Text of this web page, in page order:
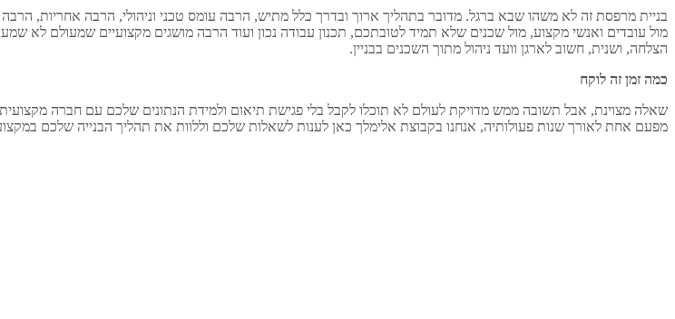
בניית מרפסת זה לא משהו שבא ברגל. מדובר בתהליך ארוך ובדרך כלל מתיש, הרבה עומס טכני וניהולי, הרבה אחריות,
מול עובדים ואנשי מקצוע, מול שכנים שלא תמיד לטובתכם, תכנון עבודה נכון ועוד הרבה מושגים מקצועיים שמעולם לא
הצלחה, ושנית, חשוב לארגן וועד ניהול מתוך השכנים בבניין.
כמה זמן זה לוקח
שאלה מצוינת, אבל תשובה ממש מדויקת לעולם לא תוכלו לקבל בלי פגישת תיאום ולמידת הנתונים שלכם עם חברה
מפעם אחת לאורך שנות פעולותיה, אנחנו בקבוצת אלימלך כאן לענות לשאלות שלכם וללוות את תהליך הבנייה שלכם